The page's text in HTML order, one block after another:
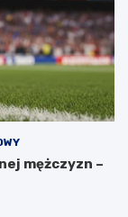
mężczyzn –